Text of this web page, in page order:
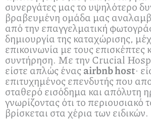
συνεργάτες μας το υψηλότερο
βραβευμένη ομάδα μας
από την επαγγελματική
δημιουργία της καταχώρισης,
επικοινωνία με τους επισκέπτες
συντήρηση. Με την Crucial
είστε απλώς έναςairbnb host·
επιτυχημένος επενδυτής που
σταθερό εισόδημα και απόλυτη
γνωρίζοντας ότι το περιουσιακό
βρίσκεται στα χέρια των ειδικών.